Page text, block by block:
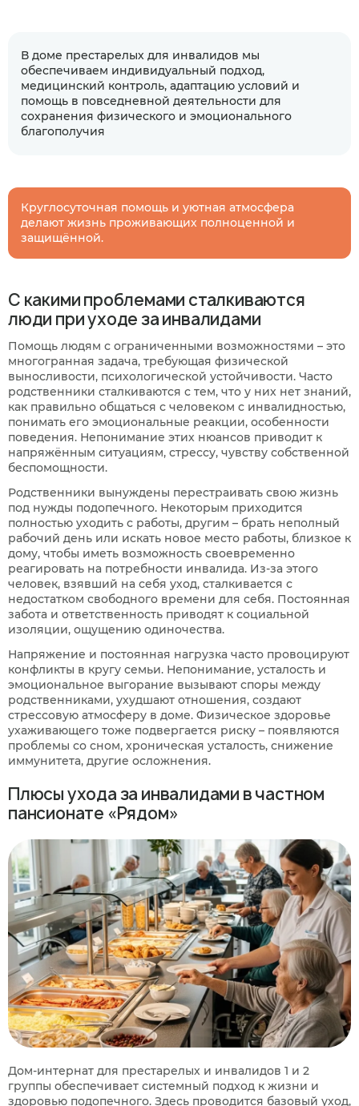
В доме престарелых для инвалидов мы
обеспечиваем индивидуальный подход,
медицинский контроль, адаптацию условий и
помощь в повседневной деятельности для
сохранения физического и эмоционального
благополучия
Круглосуточная помощь и уютная атмосфера
делают жизнь проживающих полноценной и
защищённой.
С какими проблемами сталкиваются
люди при уходе за инвалидами
Помощь людям с ограниченными возможностями – это
многогранная задача, требующая физической
выносливости, психологической устойчивости. Часто
родственники сталкиваются с тем, что у них нет знаний,
как правильно общаться с человеком с инвалидностью,
понимать его эмоциональные реакции, особенности
поведения. Непонимание этих нюансов приводит к
напряжённым ситуациям, стрессу, чувству собственной
беспомощности.
Родственники вынуждены перестраивать свою жизнь
под нужды подопечного. Некоторым приходится
полностью уходить с работы, другим – брать неполный
рабочий день или искать новое место работы, близкое к
дому, чтобы иметь возможность своевременно
реагировать на потребности инвалида. Из-за этого
человек, взявший на себя уход, сталкивается с
недостатком свободного времени для себя. Постоянная
забота и ответственность приводят к социальной
изоляции, ощущению одиночества.
Напряжение и постоянная нагрузка часто провоцируют
конфликты в кругу семьи. Непонимание, усталость и
эмоциональное выгорание вызывают споры между
родственниками, ухудшают отношения, создают
стрессовую атмосферу в доме. Физическое здоровье
ухаживающего тоже подвергается риску – появляются
проблемы со сном, хроническая усталость, снижение
иммунитета, другие осложнения.
Плюсы ухода за инвалидами в частном
пансионате «Рядом»
Дом-интернат для престарелых и инвалидов 1 и 2
группы обеспечивает системный подход к жизни и
здоровью подопечного. Здесь проводится базовый уход,